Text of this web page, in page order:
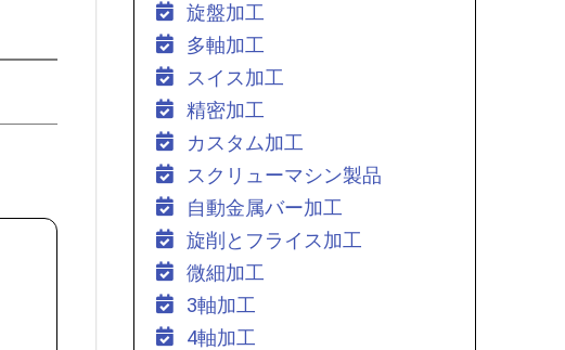
旋盤加工
多軸加工
スイス加工
精密加工
カスタム加工
スクリューマシン製品
自動金属バー加工
旋削とフライス加工
微細加工
3軸加工
4軸加工